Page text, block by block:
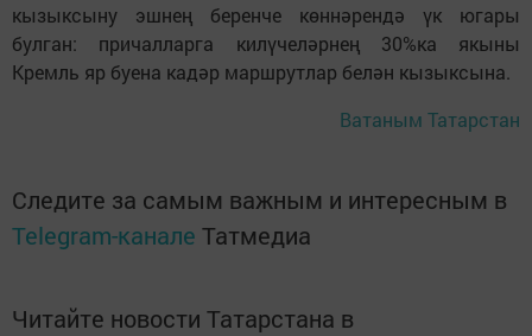
кызыксыну эшнең беренче көннәрендә үк югары
булган: причалларга килүчеләрнең 30%ка якыны
Кремль яр буена кадәр маршрутлар белән кызыксына.
Ватаным Татарстан
Следите за самым важным и интересным в
Telegram-канале Татмедиа
Читайте новости Татарстана в